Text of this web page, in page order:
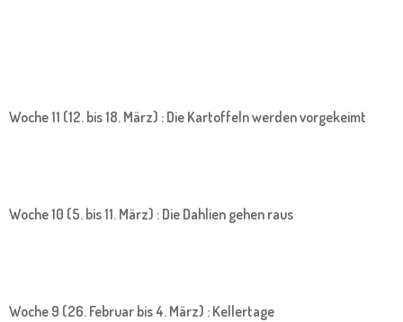
Woche 11 (12. bis 18. März) : Die Kartoffeln werden vorgekeimt
Woche 10 (5. bis 11. März) : Die Dahlien gehen raus
Woche 9 (26. Februar bis 4. März) : Kellertage